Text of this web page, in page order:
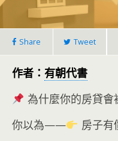
Share Tweet
作者： 有朝代書
為什麼你的房貸會
你以為——
房子有